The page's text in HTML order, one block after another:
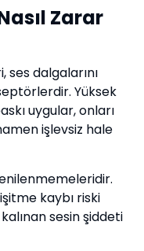
Zarar
dalgalarını
Yüksek
uygular, onları
işlevsiz hale
kaybı riski
sesin şiddeti